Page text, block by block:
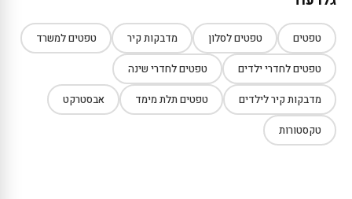
טפטים טפטים לסלון מדבקות קיר טפטים למשרד
טפטים לחדרי ילדים טפטים לחדרי שינה
מדבקות קיר לילדים טפטים תלת מימד אבסטרקט
טקסטורות